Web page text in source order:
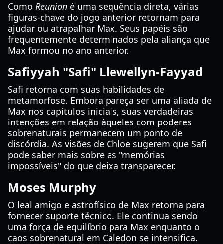
Como Reunion é uma sequência direta, várias
figuras-chave do jogo anterior retornam para
ajudar ou atrapalhar Max. Seus papéis são
frequentemente determinados pela aliança que
Max formou no ano anterior.
Safiyyah "Safi" Llewellyn-Fayyad
Safi retorna com suas habilidades de
metamorfose. Embora pareça ser uma aliada de
Max nos capítulos iniciais, suas verdadeiras
intenções em relação àqueles com poderes
sobrenaturais permanecem um ponto de
discórdia. As visões de Chloe sugerem que Safi
pode saber mais sobre as "memórias
impossíveis" do que deixa transparecer.
Moses Murphy
O leal amigo e astrofísico de Max retorna para
fornecer suporte técnico. Ele continua sendo
uma força de equilíbrio para Max enquanto o
caos sobrenatural em Caledon se intensifica.